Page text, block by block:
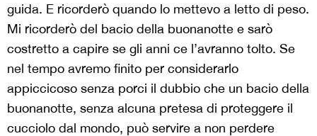
guida. E ricorderò quando lo mettevo a letto di peso.
Mi ricorderò del bacio della buonanotte e sarò
costretto a capire se gli anni ce l’avranno tolto. Se
nel tempo avremo finito per considerarlo
appiccicoso senza porci il dubbio che un bacio della
buonanotte, senza alcuna pretesa di proteggere il
cucciolo dal mondo, può servire a non perdere